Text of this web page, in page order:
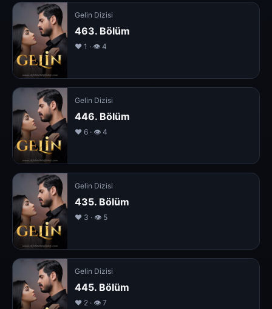
Gelin Dizisi
463. Bölüm
❤️ 1 · 👁 4
Gelin Dizisi
446. Bölüm
❤️ 6 · 👁 4
Gelin Dizisi
435. Bölüm
❤️ 3 · 👁 5
Gelin Dizisi
445. Bölüm
❤️ 2 · 👁 7